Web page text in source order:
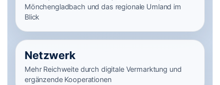
Mönchengladbach und das regionale Umland im
Blick
Netzwerk
Mehr Reichweite durch digitale Vermarktung und
ergänzende Kooperationen